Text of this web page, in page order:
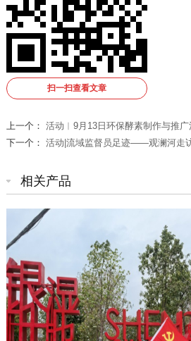
扫一扫查看文章
上一个： 活动︱9月13日环保酵素制作与推
下一个： 活动|流域监督员足迹——观澜河走
相关产品